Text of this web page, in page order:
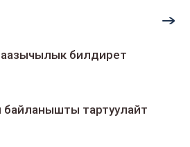
ыраазычылык билдирет
байланышты тартуулайт